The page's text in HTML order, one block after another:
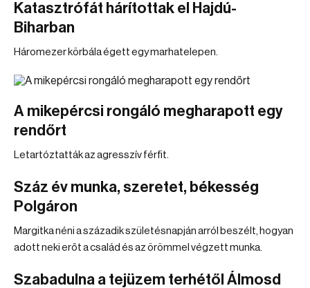
Katasztrófát hárítottak el Hajdú-
Biharban
Háromezer körbála égett egy marhatelepen.
A mikepércsi rongáló megharapott egy
rendőrt
Letartóztatták az agresszív férfit.
Száz év munka, szeretet, békesség
Polgáron
Margitka néni a századik születésnapján arról beszélt, hogyan
adott neki erőt a család és az örömmel végzett munka.
Szabadulna a tejüzem terhétől Álmosd